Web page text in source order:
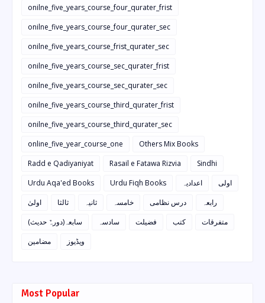
onilne_five_years_course_four_qurater_frist
onilne_five_years_course_four_qurater_sec
onilne_five_years_course_frist_qurater_sec
onilne_five_years_course_sec_qurater_frist
onilne_five_years_course_sec_qurater_sec
onilne_five_years_course_third_qurater_frist
onilne_five_years_course_third_qurater_sec
online_five_year_course_one
Others Mix Books
Radd e Qadiyaniyat
Rasail e Fatawa Rizvia
Sindhi
Urdu Aqa'ed Books
Urdu Fiqh Books اعدادیہ
اولی
اولیٰ
ثالثا ثانیہ خامسہ درس نظامی
رابعہ
سابعہ(دورہٌ حدیث)
سادسہ فضیلت کتب
متفرقات
مضامین
ویڈیوز
Most Popular